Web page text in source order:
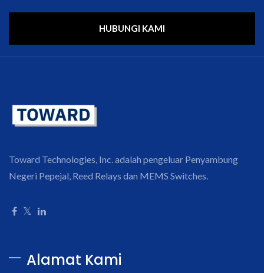
HUBUNGI KAMI
Toward Technologies, Inc. adalah pengeluar Penyambung
Negeri Pepejal, Reed Relays dan MEMS Switches.
Alamat Kami